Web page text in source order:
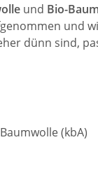
und Bio-
und
dünn sind,
(kbA)